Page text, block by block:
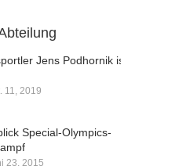
Jens Podhornik ist
11, 2019
Special-Olympics-
23, 2015